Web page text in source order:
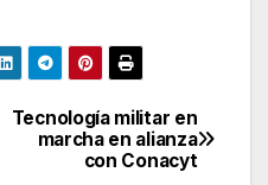
Tecnología militar en
marcha en alianza
con Conacyt